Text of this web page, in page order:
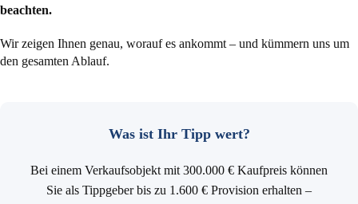
beachten.
Wir zeigen Ihnen genau, worauf es ankommt – und kümmern uns um
den gesamten Ablauf.
Was ist Ihr Tipp wert?
Bei einem Verkaufsobjekt mit 300.000 € Kaufpreis können
Sie als Tippgeber bis zu 1.600 € Provision erhalten –